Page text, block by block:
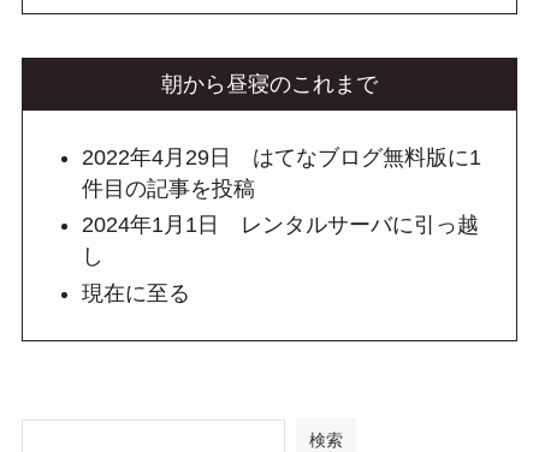
朝から昼寝のこれまで
2022年4月29日 はてなブログ無料版に1
件目の記事を投稿
2024年1月1日 レンタルサーバに引っ越
し
現在に至る
検索